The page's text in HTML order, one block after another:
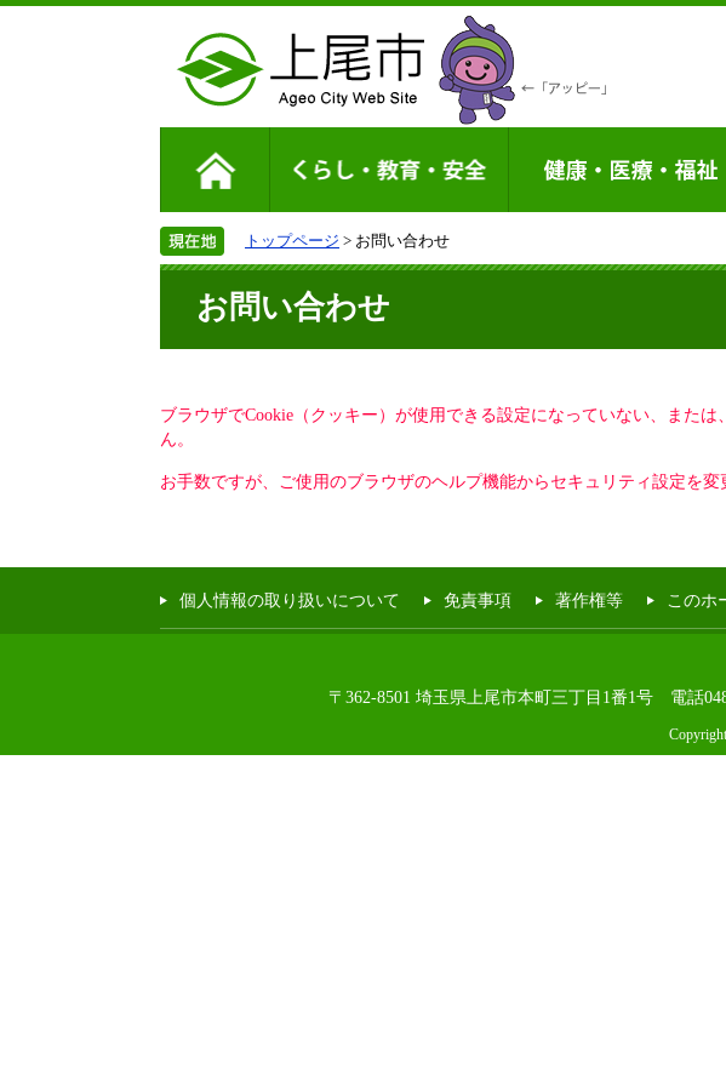
トップページ > お問い合わせ
お問い合わせ
ブラウザでCookie（クッキー）が使用できる設定になっていない、また
ん。
お手数ですが、ご使用のブラウザのヘルプ機能からセキュリティ設定を
個人情報の取り扱いについて 免責事項 著作権等 このホ
〒362-8501 埼玉県上尾市本町三丁目1番1号 電話